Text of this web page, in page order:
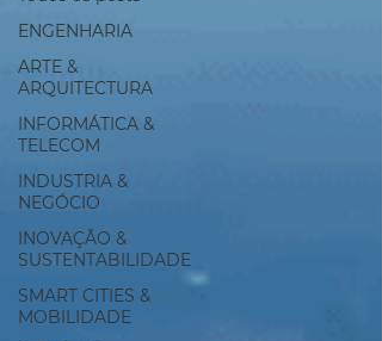
ENGENHARIA
ARTE &
ARQUITECTURA
INFORMÁTICA &
TELECOM
INDUSTRIA &
NEGÓCIO
INOVAÇÃO &
SUSTENTABILIDADE
SMART CITIES &
MOBILIDADE